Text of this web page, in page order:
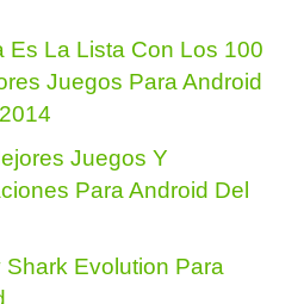
Es La Lista Con Los 100
Juegos Para Android
Juegos Y
Para Android Del
Shark Evolution Para